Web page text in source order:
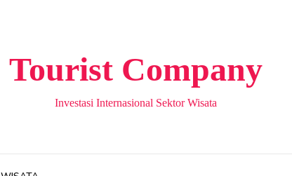
Tourist Company
Investasi Internasional Sektor Wisata